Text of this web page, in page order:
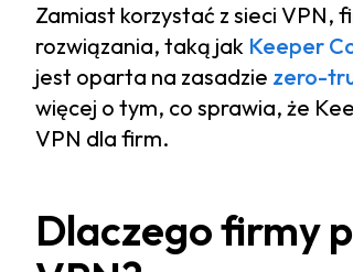
Zamiast korzystać z sieci
rozwiązania, taką jak Keeper
jest oparta na zasadzie zero-
więcej o tym, co sprawia, że
VPN dla firm.
Dlaczego firmy